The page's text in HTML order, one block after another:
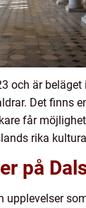
är
Det finns
får
rika
på